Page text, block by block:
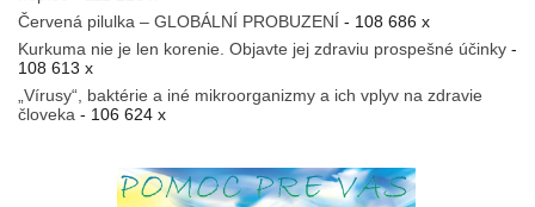
Červená pilulka – GLOBÁLNÍ PROBUZENÍ - 108 686 x
Kurkuma nie je len korenie. Objavte jej zdraviu prospešné účinky -
108 613 x
„Vírusy“, baktérie a iné mikroorganizmy a ich vplyv na zdravie
človeka - 106 624 x